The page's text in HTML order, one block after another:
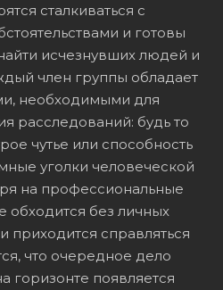
сталкиваться с
и готовы
исчезнувших людей и
член группы обладает
необходимыми для
расследований: будь то
чутье или способность
уголки человеческой
на профессиональные
обходится без личных
приходится справляться
что очередное дело
горизонте появляется